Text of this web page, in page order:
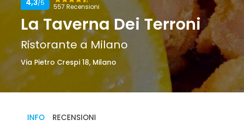
557 Recensioni
4,3/5
La Taverna Dei Terroni
Ristorante a Milano
Via Pietro Crespi 18, Milano
INFO RECENSIONI